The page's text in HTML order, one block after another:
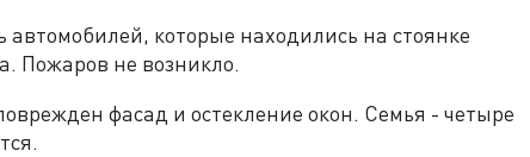
которые находились на стоянке
Пожаров не возникло.
фасад и остекление окон. Семья - четыре